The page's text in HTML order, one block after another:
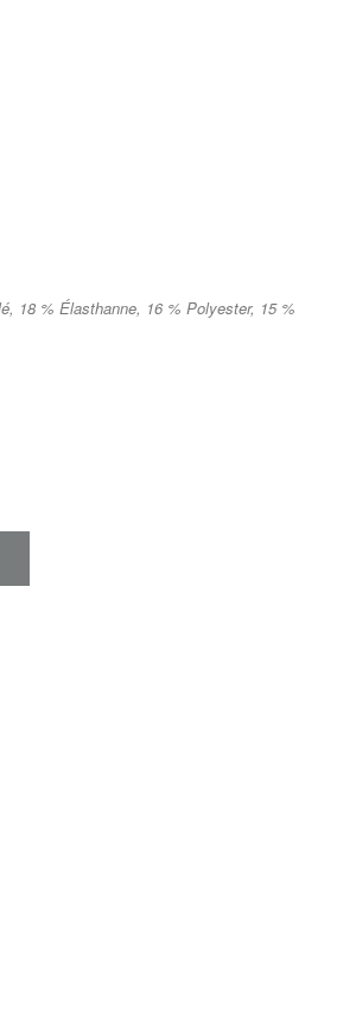
18 % Élasthanne, 16 % Polyester, 15 %